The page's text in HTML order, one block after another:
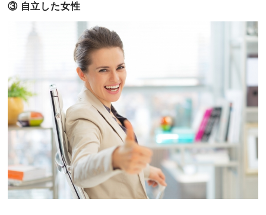
③ 自立した女性